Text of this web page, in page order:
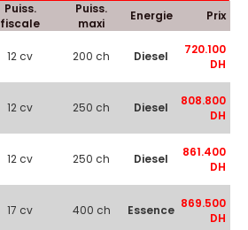
Puiss.
fiscale
Puiss.
maxi
Energie Prix
12 cv 200 ch Diesel
720.100
DH
12 cv 250 ch Diesel
808.800
DH
12 cv 250 ch Diesel
861.400
DH
17 cv 400 ch Essence 869.500
DH